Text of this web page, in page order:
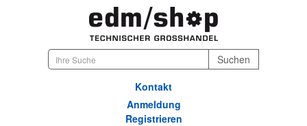
Kontakt
Anmeldung
Registrieren